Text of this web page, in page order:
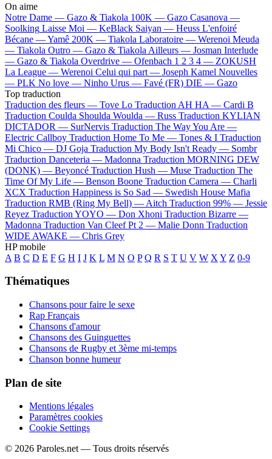
On aime
Notre Dame — Gazo & Tiakola 100K — Gazo Casanova —
Soolking Laisse Moi — KeBlack Saiyan — Heuss L'enfoiré
Bécane —Yamê 200K — Tiakola Laboratoire — Werenoi Meuda
— Tiakola Outro — Gazo & Tiakola Ailleurs — Josman Interlude
— Gazo & Tiakola Overdrive — Ofenbach 1 2 3 4 — ZOKUSH
La League — Werenoi Celui qui part — Joseph Kamel Nouvelles
— PLK No love — Ninho Urus — Favé (FR) DIE — Gazo
Top traduction
Traduction des fleurs — Tove Lo Traduction AH HA — Cardi B
Traduction Coulda Shoulda Woulda — Russ Traduction KYLIAN
DICTADOR — SurNervis Traduction The Way You Are —
Electric Callboy Traduction Home To Me — Tones & I Traduction
Mi Chico — DJ Goja Traduction My Body Isn't Ready — Sombr
Traduction Danceteria — Madonna Traduction MORNING DEW
(DONK) — Beyoncé Traduction Hush — Muse Traduction The
Time Of My Life — Benson Boone Traduction Camera — Charli
XCX Traduction Happiness is So Sad — Swedish House Mafia
Traduction RMB (Ring My Bell) — Aitch Traduction 99% — Jessie
Reyez Traduction YOYO — Don Xhoni Traduction Bizarre —
Madonna Traduction Van Cleef Pt 2 — Malie Donn Traduction
WIDE AWAKE — Chris Grey
HP mobile
A B C D E F G H I J K L M N O P Q R S T U V W X Y Z 0-9
Thématiques
Chansons pour faire le sexe
Rap Français
Chansons d'amour
Chansons des Guinguettes
Chansons de Rugby et 3ème mi-temps
Chanson bonne humeur
Plan de site
Mentions légales
Paramètres cookies
Cookie Settings
© 2026 Paroles.net — Tous droits réservés